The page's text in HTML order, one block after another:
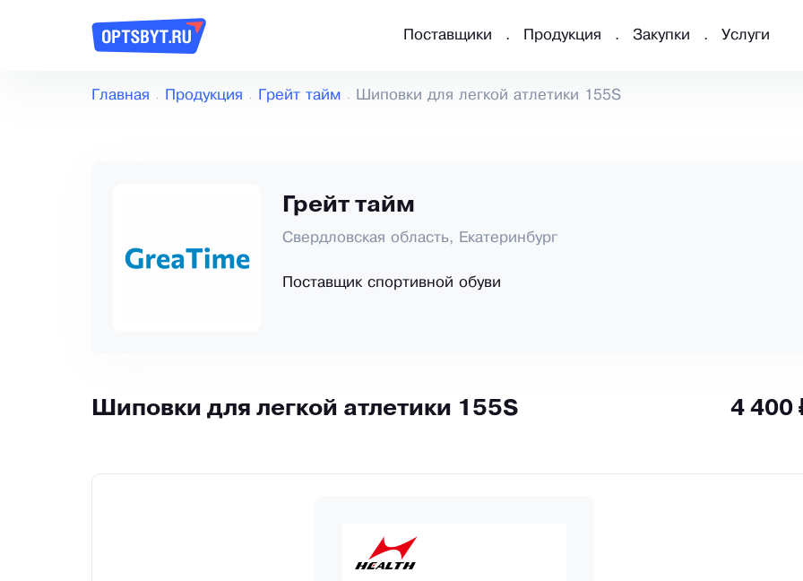
Поставщики Продукция Закупки Услуги
Главная Продукция Грейт тайм Шиповки для легкой атлетики 155S
Грейт тайм
Свердловская область, Екатеринбург
Поставщик спортивной обуви
Шиповки для легкой атлетики 155S 4 400